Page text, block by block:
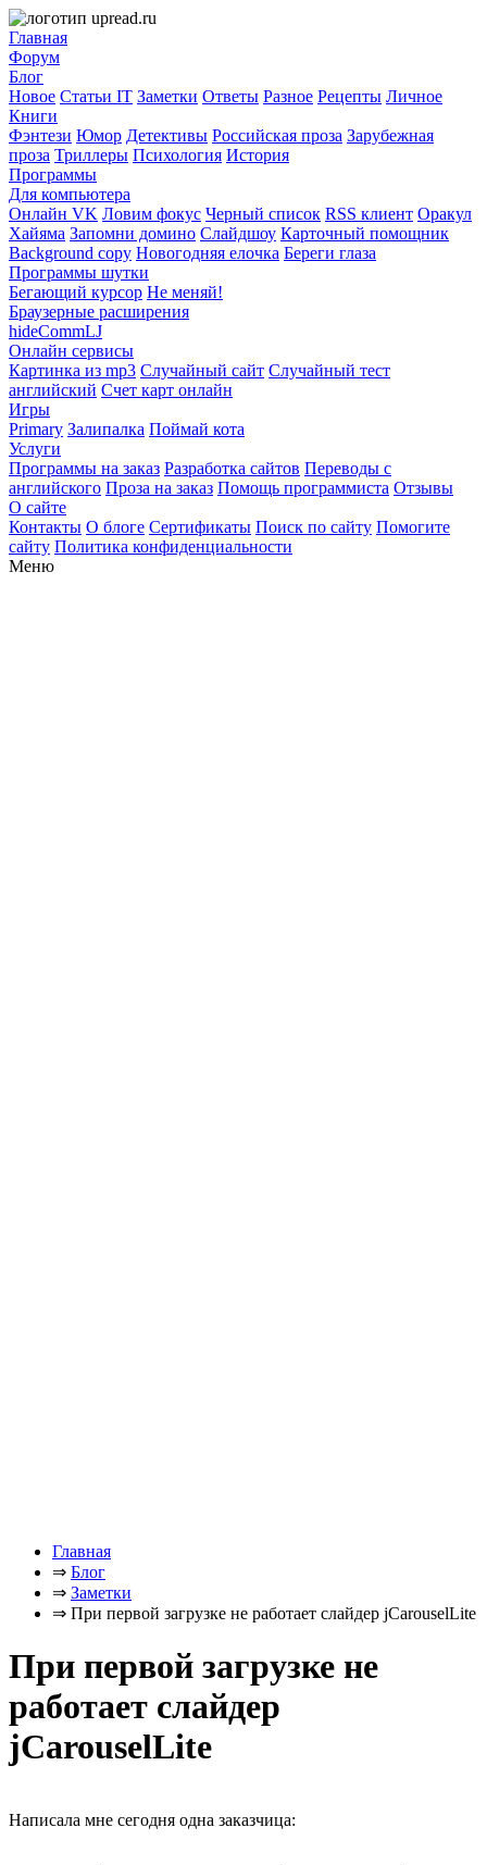
Главная
Форум
Блог
Новое Статьи IT Заметки Ответы Разное Рецепты Личное
Книги
Фэнтези Юмор Детективы Российская проза Зарубежная
проза Триллеры Психология История
Программы
Для компьютера
Онлайн VK Ловим фокус Черный список RSS клиент Оракул
Хайяма Запомни домино Слайдшоу Карточный помощник
Background copy Новогодняя елочка Береги глаза
Программы шутки
Бегающий курсор Не меняй!
Браузерные расширения
hideCommLJ
Онлайн сервисы
Картинка из mp3 Случайный сайт Случайный тест
английский Счет карт онлайн
Игры
Primary Залипалка Поймай кота
Услуги
Программы на заказ Разработка сайтов Переводы с
английского Проза на заказ Помощь программиста Отзывы
О сайте
Контакты О блоге Сертификаты Поиск по сайту Помогите
сайту Политика конфиденциальности
Меню
Главная
⇒ Блог
⇒ Заметки
⇒ При первой загрузке не работает слайдер jCarouselLite
При первой загрузке не
работает слайдер
jCarouselLite
Написала мне сегодня одна заказчица: